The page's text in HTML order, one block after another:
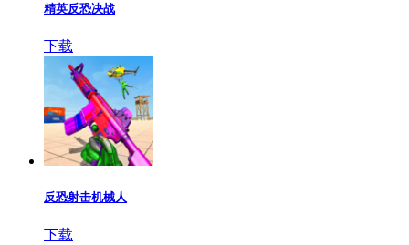
精英反恐决战
下载
反恐射击机械人
下载